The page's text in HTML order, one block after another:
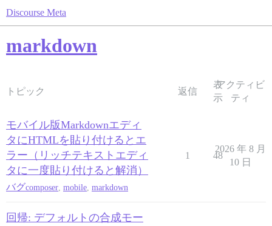
Discourse Meta
markdown
トピック 返信
表
示
アクティビ
ティ
モバイル版Markdownエディ
タにHTMLを貼り付けるとエ
ラー（リッチテキストエディ
タに一度貼り付けると解消）
バグcomposer mobile markdown
1 48
2026 年 8 月
10 日
回帰: デフォルトの合成モー